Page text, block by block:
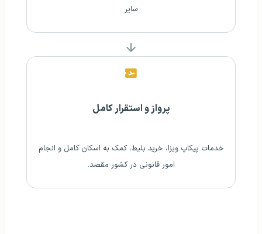
سایر
پرواز و استقرار کامل
خدمات پیکاپ ویزا، خرید بلیط، کمک به اسکان کامل و انجام
امور قانونی در کشور مقصد.